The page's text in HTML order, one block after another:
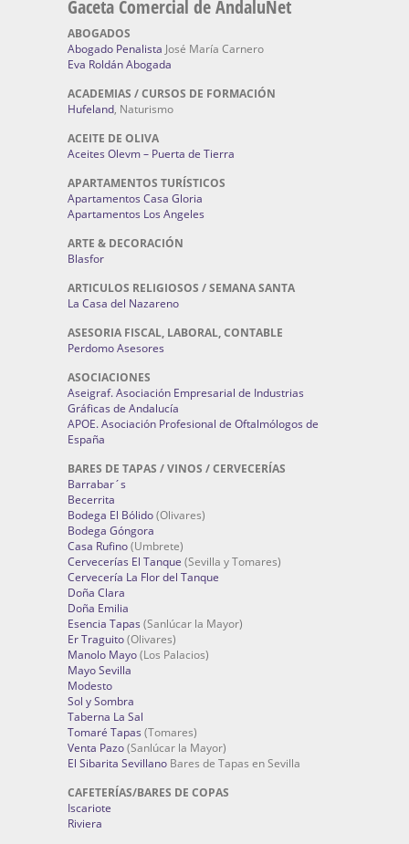
Gaceta Comercial de AndaluNet
ABOGADOS
Abogado Penalista José María Carnero
Eva Roldán Abogada
ACADEMIAS / CURSOS DE FORMACIÓN
Hufeland, Naturismo
ACEITE DE OLIVA
Aceites Olevm – Puerta de Tierra
APARTAMENTOS TURÍSTICOS
Apartamentos Casa Gloria
Apartamentos Los Angeles
ARTE & DECORACIÓN
Blasfor
ARTICULOS RELIGIOSOS / SEMANA SANTA
La Casa del Nazareno
ASESORIA FISCAL, LABORAL, CONTABLE
Perdomo Asesores
ASOCIACIONES
Aseigraf. Asociación Empresarial de Industrias
Gráficas de Andalucía
APOE. Asociación Profesional de Oftalmólogos de
España
BARES DE TAPAS / VINOS / CERVECERÍAS
Barrabar´s
Becerrita
Bodega El Bólido(Olivares)
Bodega Góngora
Casa Rufino(Umbrete)
Cervecerías El Tanque (Sevilla y Tomares)
Cervecería La Flor del Tanque
Doña Clara
Doña Emilia
Esencia Tapas (Sanlúcar la Mayor)
Er Traguito(Olivares)
Manolo Mayo(Los Palacios)
Mayo Sevilla
Modesto
Sol y Sombra
Taberna La Sal
Tomaré Tapas (Tomares)
Venta Pazo(Sanlúcar la Mayor)
El Sibarita Sevillano Bares de Tapas en Sevilla
CAFETERÍAS/BARES DE COPAS
Iscariote
Riviera